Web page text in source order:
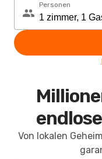
Personen
Von lokalen